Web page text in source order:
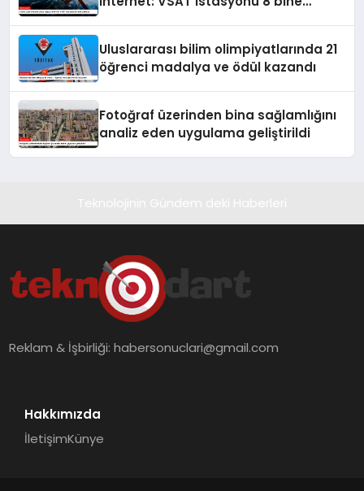
Uluslararası bilim olimpiyatlarında 21
öğrenci madalya ve ödül kazandı
Fotoğraf üzerinden bina sağlamlığını
analiz eden uygulama geliştirildi
Reklam & İşbirliği:habersonuclari@gmail.com
Hakkımızda
İletişimKünye